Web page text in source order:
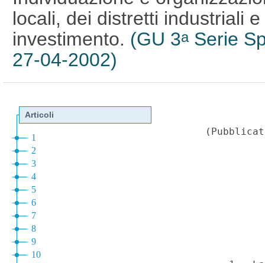
locali, dei distretti industriali
investimento. (GU 3aSerie
27-04-2002)